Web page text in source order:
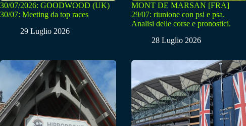
30/07/2026: GOODWOOD (UK)
30/07: Meeting da top races
29 Luglio 2026
MONT DE MARSAN [FRA]
29/07: riunione con psi e psa.
Analisi delle corse e pronostici.
28 Luglio 2026